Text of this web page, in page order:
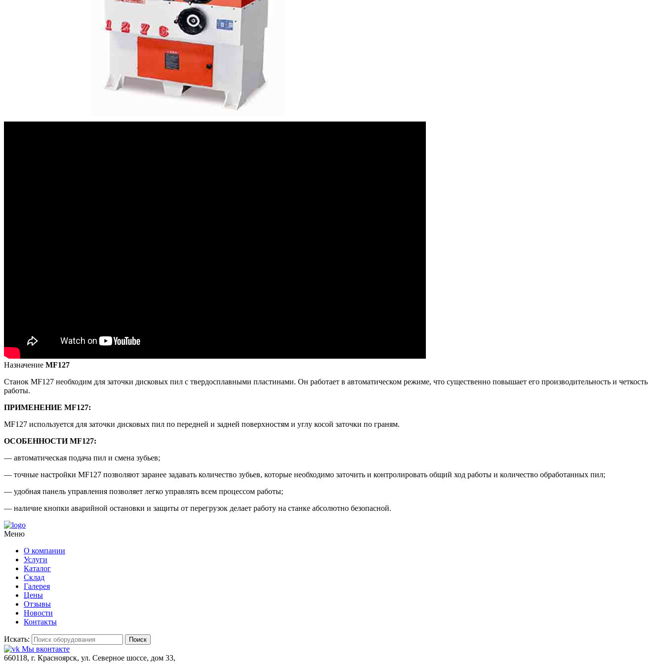
Назначение MF127
Станок MF127 необходим для заточки дисковых пил с твердосплавными пластинами. Он работает в автоматическом режиме, что существенно повышает его производительность и четкость
работы.
ПРИМЕНЕНИЕ MF127:
MF127 используется для заточки дисковых пил по передней и задней поверхностям и углу косой заточки по граням.
ОСОБЕННОСТИ MF127:
— автоматическая подача пил и смена зубьев;
— точные настройки MF127 позволяют заранее задавать количество зубьев, которые необходимо заточить и контролировать общий ход работы и количество обработанных пил;
— удобная панель управления позволяет легко управлять всем процессом работы;
— наличие кнопки аварийной остановки и защиты от перегрузок делает работу на станке абсолютно безопасной.
Меню
О компании
Услуги
Каталог
Склад
Галерея
Цены
Отзывы
Новости
Контакты
Искать: Поиск
Мы вконтакте
660118, г. Красноярск, ул. Северное шоссе, дом 33,